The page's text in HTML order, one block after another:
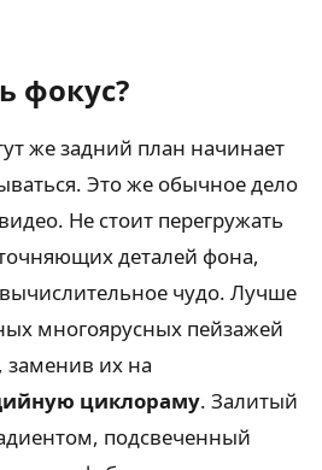
фокус?
же задний план начинает
Это же обычное дело
Не стоит перегружать
деталей фона,
чудо. Лучше
многоярусных пейзажей
заменив их на
циклораму. Залитый
подсвеченный